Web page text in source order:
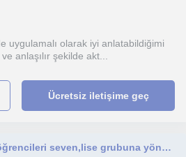
uygulamalı olarak iyi anlatabildiğimi
anlaşılır şekilde akt...
Ücretsiz iletişime geç
Yeniliklere açık,işini ve öğrencileri seven,lise grubuna yöneliktir dersim ve mezun gruba